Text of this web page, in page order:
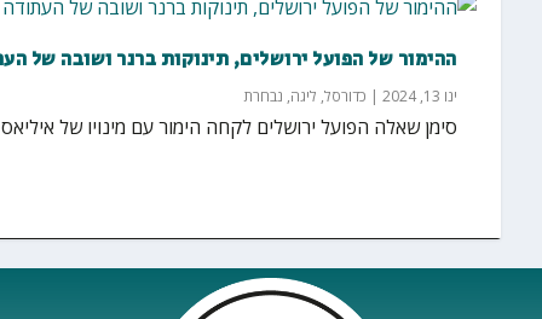
ההימור של הפועל ירושלים, תינוקות ברנר ושובה של העתודה 2019:
ינו 13, 2024 | כדורסל, ליגה, נבחרת
סימן שאלה הפועל ירושלים לקחה הימור עם מינויו של